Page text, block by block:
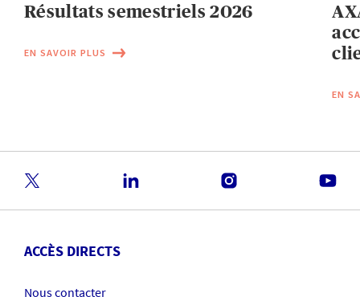
Résultats semestriels 2026
EN SAVOIR PLUS
EN
ACCÈS DIRECTS
Nous contacter